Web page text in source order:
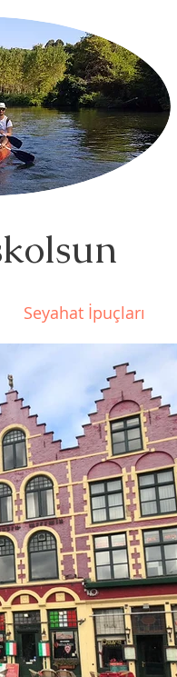
Seyahat İpuçları